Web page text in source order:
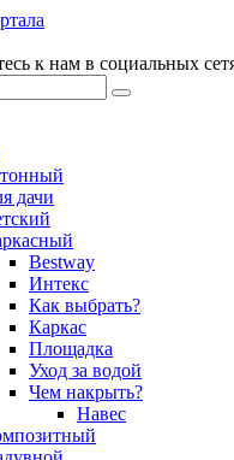
к нам в социальных
дачи
Bestway
Интекс
Как выбрать?
Каркас
Площадка
Уход за водой
Чем накрыть?
Навес